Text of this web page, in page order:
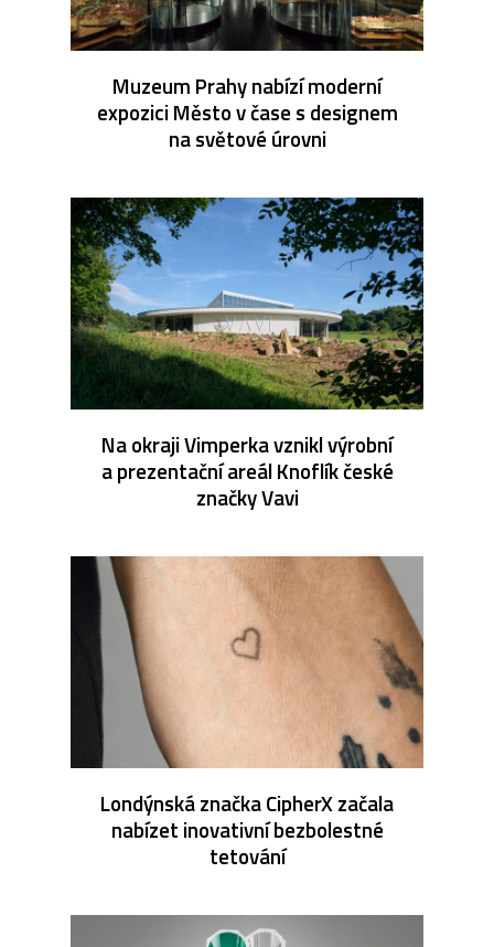
Muzeum Prahy nabízí moderní
expozici Město v čase s designem
na světové úrovni
Na okraji Vimperka vznikl výrobní
a prezentační areál Knoflík české
značky Vavi
Londýnská značka CipherX začala
nabízet inovativní bezbolestné
tetování